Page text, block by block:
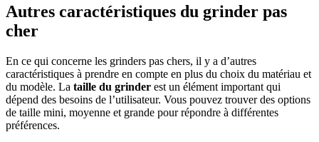
Autres caractéristiques du grinder pas
cher
En ce qui concerne les grinders pas chers, il y a d’autres
caractéristiques à prendre en compte en plus du choix du matériau et
du modèle. La taille du grinder est un élément important qui
dépend des besoins de l’utilisateur. Vous pouvez trouver des options
de taille mini, moyenne et grande pour répondre à différentes
préférences.